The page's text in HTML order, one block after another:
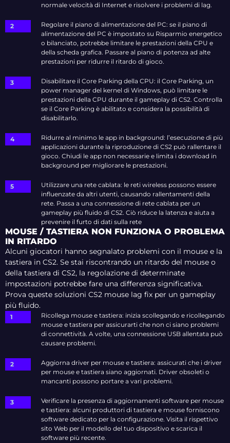
normale velocità di Internet e risolvere i problemi di lag.
Regolare il piano di alimentazione del PC: se il piano di
alimentazione del PC è impostato su Risparmio energetico
o bilanciato, potrebbe limitare le prestazioni della CPU e
della scheda grafica. Passare al piano di potenza ad alte
prestazioni per ridurre il ritardo di gioco.
Disabilitare il Core Parking della CPU: il Core Parking, un
power manager del kernel di Windows, può limitare le
prestazioni della CPU durante il gameplay di CS2. Controlla
se il Core Parking è abilitato e considera la possibilità di
disabilitarlo.
Ridurre al minimo le app in background: l’esecuzione di più
applicazioni durante la riproduzione di CS2 può rallentare il
gioco. Chiudi le app non necessarie e limita i download in
background per migliorare le prestazioni.
Utilizzare una rete cablata: le reti wireless possono essere
influenzate da altri utenti, causando rallentamenti della
rete. Passa a una connessione di rete cablata per un
gameplay più fluido di CS2. Ciò riduce la latenza e aiuta a
prevenire il furto di dati sulla rete
MOUSE / TASTIERA NON FUNZIONA O PROBLEMA
IN RITARDO
Alcuni giocatori hanno segnalato problemi con il mouse e la
tastiera in CS2. Se stai riscontrando un ritardo del mouse o
della tastiera di CS2, la regolazione di determinate
impostazioni potrebbe fare una differenza significativa.
Prova queste soluzioni CS2 mouse lag fix per un gameplay
più fluido.
Ricollega mouse e tastiera: inizia scollegando e ricollegando
mouse e tastiera per assicurarti che non ci siano problemi
di connettività. A volte, una connessione USB allentata può
causare problemi.
Aggiorna driver per mouse e tastiera: assicurati che i driver
per mouse e tastiera siano aggiornati. Driver obsoleti o
mancanti possono portare a vari problemi.
Verificare la presenza di aggiornamenti software per mouse
e tastiera: alcuni produttori di tastiera e mouse forniscono
software dedicato per la configurazione. Visita il rispettivo
sito Web per il modello del tuo dispositivo e scarica il
software più recente.